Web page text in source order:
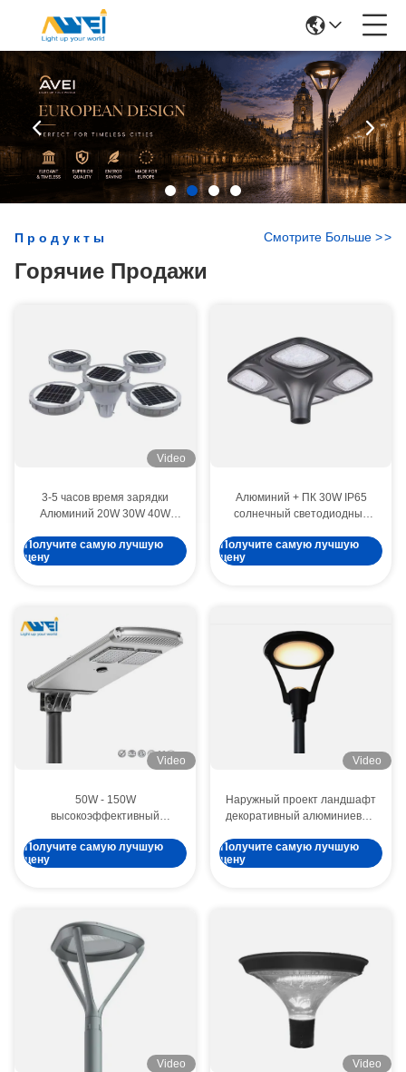
Продукты
Горячие Продажи
Смотрите Больше >>
Video
3-5 часов время зарядки
Алюминий 20W 30W 40W
солнечное светодиодное
садовое освещение для
Получите самую лучшую
цену
Алюминий + ПК 30W IP65
солнечный светодиодный
для виллы и садового
освещения
Получите самую лучшую
цену
Video
50W - 150W
высокоэффективный
уличный свет
дистанционное управление
Получите самую лучшую
цену
Video
Наружный проект ландшафт
декоративный алюминиевый
светодиодный садовый
светильник для дорожки
Получите самую лучшую
цену
Video Video